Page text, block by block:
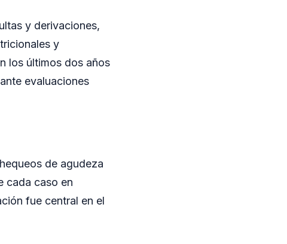
y derivaciones,
y
los últimos dos años
evaluaciones
de agudeza
cada caso en
fue central en el